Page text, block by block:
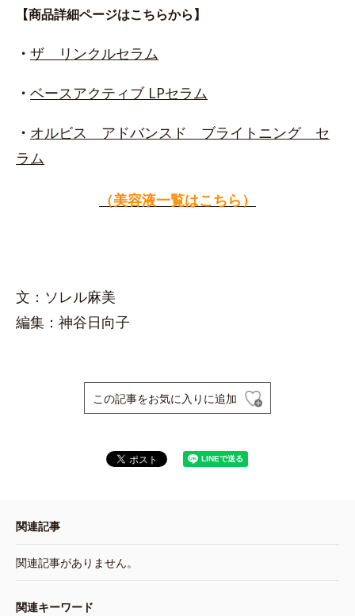
【商品詳細ページはこちらから】
・ ザ リンクルセラム
・ ベースアクティブ LPセラム
・ オルビス アドバンスド ブライトニング セ
ラム
（美容液一覧はこちら）
文：ソレル麻美
編集：神谷日向子
この記事をお気に入りに追加
関連記事
関連記事がありません。
関連キーワード